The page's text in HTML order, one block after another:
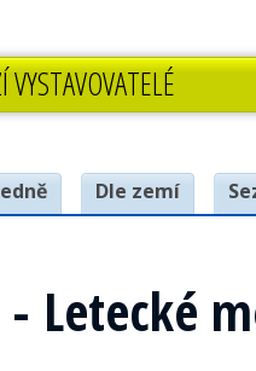
VYSTAVOVATELÉ
Dle zemí
- Letecké